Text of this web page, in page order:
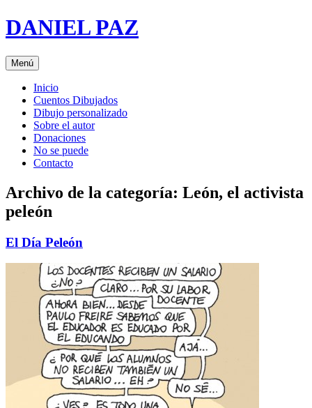
Saltar
al
DANIEL PAZ
Menú
Inicio
Cuentos Dibujados
Dibujo personalizado
Sobre el autor
Donaciones
No se puede
Contacto
Archivo de la categoría: León, el activista
peleón
El Día Peleón